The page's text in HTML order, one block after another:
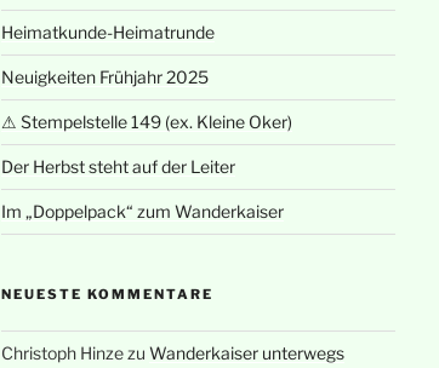
Heimatkunde-Heimatrunde
Neuigkeiten Frühjahr 2025
⚠ Stempelstelle 149 (ex. Kleine Oker)
Der Herbst steht auf der Leiter
Im „Doppelpack“ zum Wanderkaiser
NEUESTE KOMMENTARE
Christoph Hinzezu Wanderkaiser unterwegs